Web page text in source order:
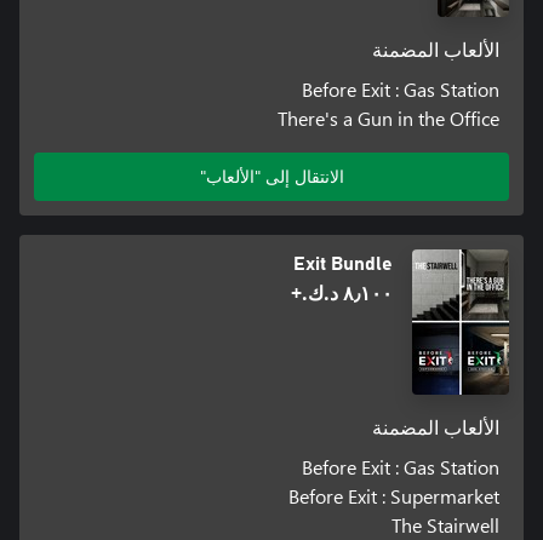
الألعاب المضمنة
Before Exit : Gas Station
There's a Gun in the Office
الانتقال إلى "الألعاب"
Exit Bundle
٨٫١٠٠ د.ك.‏+
الألعاب المضمنة
Before Exit : Gas Station
Before Exit : Supermarket
The Stairwell